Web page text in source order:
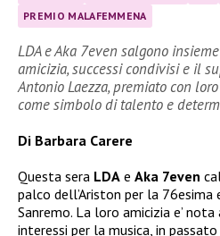
PREMIO MALAFEMMENA
LDA e Aka 7even salgono
amicizia, successi condivisi e il
Antonio Laezza, premiato con
come simbolo di talento e
Di Barbara Carere
Questa sera LDA e Aka 7even
palco dell’Ariston per la
Sanremo. La loro amicizia e’
interessi per la musica, in